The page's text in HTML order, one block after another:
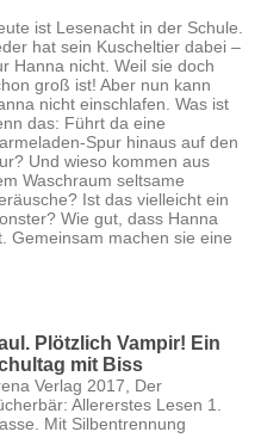
ist Lesenacht in der Schule.
hat sein Kuscheltier dabei –
Hanna nicht. Weil sie doch
groß ist! Aber nun kann
nicht einschlafen. Was ist
das: Führt da eine
Spur hinaus auf den
Und wieso kommen aus
Waschraum seltsame
Ist das vielleicht ein
Wie gut, dass Hanna
Gemeinsam machen sie eine
Plötzlich Vampir! Ein
mit Biss
Verlag 2017, Der
Allererstes Lesen 1.
Mit Silbentrennung